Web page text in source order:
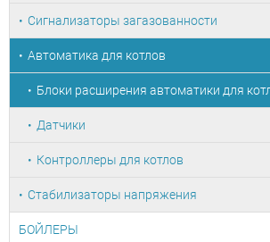
Сигнализаторы загазованности
Автоматика для котлов
Блоки расширения автоматики для
Датчики
Контроллеры для котлов
Стабилизаторы напряжения
БОЙЛЕРЫ